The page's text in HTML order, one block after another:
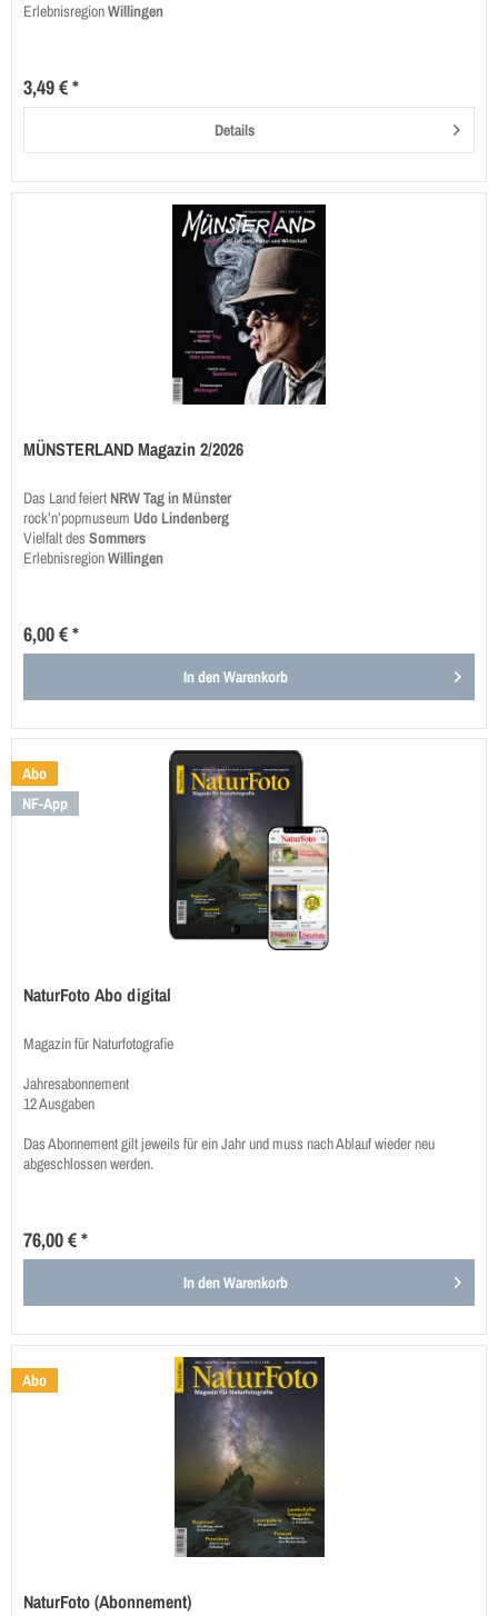
ErlebnisregionWillingen
3,49 € *
Details
MÜNSTERLAND Magazin 2/2026
Das Land feiert NRW Tag in Münster
rock’n’popmuseum Udo Lindenberg
Vielfalt desSommers
ErlebnisregionWillingen
6,00 € *
In denWarenkorb
Abo
NF-App
NaturFoto Abo digital
Magazin für Naturfotografie
Jahresabonnement
12 Ausgaben
Das Abonnement gilt jeweils für ein Jahr und muss nach Ablauf wieder neu
abgeschlossen werden.
76,00 € *
In denWarenkorb
Abo
NaturFoto (Abonnement)